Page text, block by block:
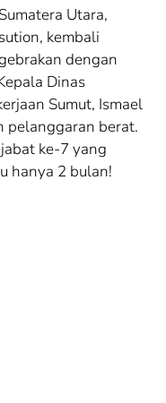
Utara,
kembali
dengan
Dinas
Sumut, Ismael
pelanggaran berat.
ke-7 yang
hanya 2 bulan!